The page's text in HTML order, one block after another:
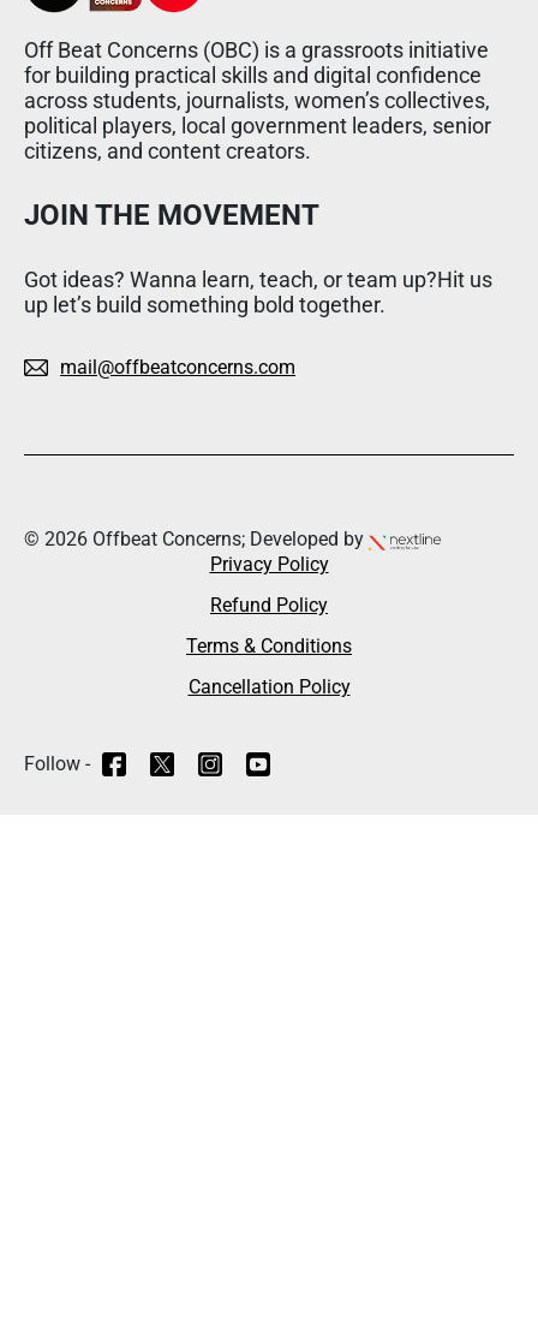
Off Beat Concerns (OBC) is a grassroots initiative
for building practical skills and digital confidence
across students, journalists, women’s collectives,
political players, local government leaders, senior
citizens, and content creators.
JOIN THE MOVEMENT
Got ideas? Wanna learn, teach, or team up?Hit us
up let’s build something bold together.
mail@offbeatconcerns.com
© 2026 Offbeat Concerns; Developed by
Privacy Policy
Refund Policy
Terms & Conditions
Cancellation Policy
Follow -